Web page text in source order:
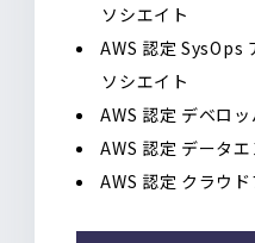
ソシエイト
AWS 認定 SysOps
ソシエイト
AWS 認定 デベロ
AWS 認定 データ
AWS 認定 クラウ